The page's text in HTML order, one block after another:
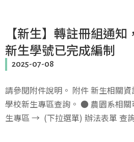
【新生】轉註冊組通
新生學號已完成編制
2025-07-08
請參閱附件說明。 附件 新生相關
學校新生專區查詢。 ● 農園系相
生專區 → (下拉選單) 辦法表單 查